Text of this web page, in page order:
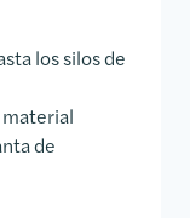
los silos de
de